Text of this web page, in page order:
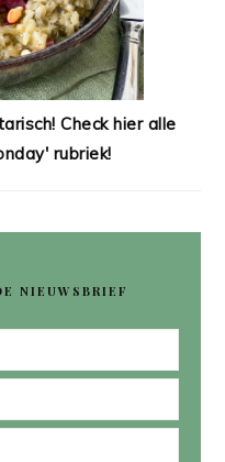
Check hier alle
rubriek!
NIEUWSBRIEF